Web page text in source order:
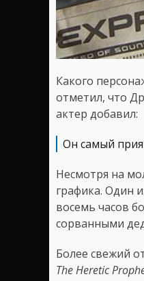
Какого
отметил, что
актер добавил:
Он самый
Несмотря на
графика. Один
восемь часов
сорванными
Более свежий
The Heretic